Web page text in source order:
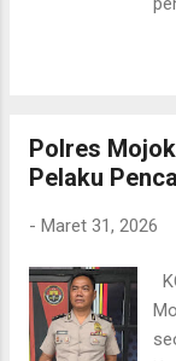
Polres
Pelaku
- Maret 31, 2026